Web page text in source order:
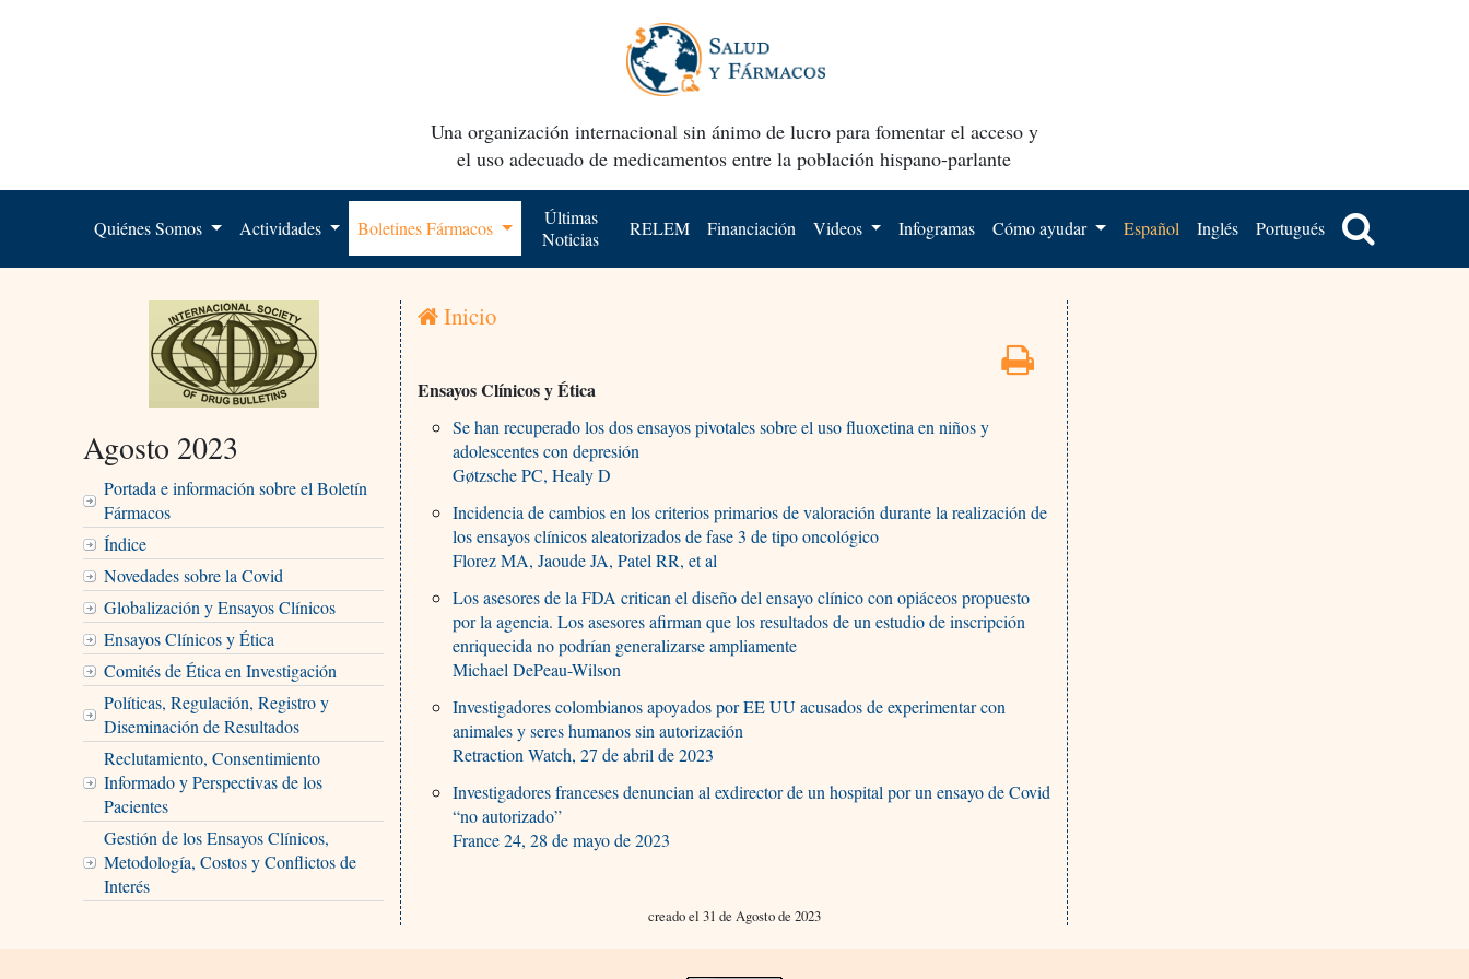
Una organización internacional sin ánimo de lucro para fomentar el acceso y
el uso adecuado de medicamentos entre la población hispano-parlante
Quiénes Somos Actividades Boletines Fármacos
Últimas
Noticias
RELEM Financiación Videos Infogramas Cómo ayudar Español Inglés Portugués
Agosto 2023
Portada e información sobre el Boletín
Fármacos
Índice
Novedades sobre la Covid
Globalización y Ensayos Clínicos
Ensayos Clínicos y Ética
Comités de Ética en Investigación
Políticas, Regulación, Registro y
Diseminación de Resultados
Reclutamiento, Consentimiento
Informado y Perspectivas de los
Pacientes
Gestión de los Ensayos Clínicos,
Metodología, Costos y Conflictos de
Interés
Inicio
Ensayos Clínicos y Ética
Se han recuperado los dos ensayos pivotales sobre el uso fluoxetina en niños y
adolescentes con depresión
Gøtzsche PC, Healy D
Incidencia de cambios en los criterios primarios de valoración durante la realización de
los ensayos clínicos aleatorizados de fase 3 de tipo oncológico
Florez MA, Jaoude JA, Patel RR, et al
Los asesores de la FDA critican el diseño del ensayo clínico con opiáceos propuesto
por la agencia. Los asesores afirman que los resultados de un estudio de inscripción
enriquecida no podrían generalizarse ampliamente
Michael DePeau-Wilson
Investigadores colombianos apoyados por EE UU acusados de experimentar con
animales y seres humanos sin autorización
Retraction Watch, 27 de abril de 2023
Investigadores franceses denuncian al exdirector de un hospital por un ensayo de Covid
“no autorizado”
France 24, 28 de mayo de 2023
creado el 31 de Agosto de 2023